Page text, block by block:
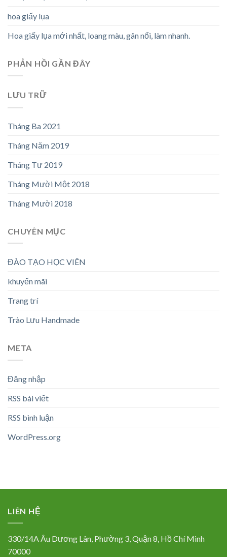
hoa giấy lụa
Hoa giấy lụa mới nhất, loang màu, gân nổi, làm nhanh.
PHẢN HỒI GẦN ĐÂY
LƯU TRỮ
Tháng Ba 2021
Tháng Năm 2019
Tháng Tư 2019
Tháng Mười Một 2018
Tháng Mười 2018
CHUYÊN MỤC
ĐÀO TẠO HỌC VIÊN
khuyến mãi
Trang trí
Trào Lưu Handmade
META
Đăng nhập
RSS bài viết
RSS bình luận
WordPress.org
LIÊN HỆ
330/14A Âu Dương Lân, Phường 3, Quận 8, Hồ Chí Minh
70000